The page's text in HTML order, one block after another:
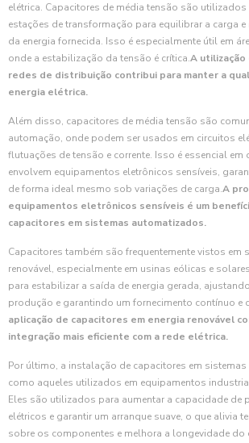
elétrica. Capacitores de média tensão são
estações de transformação para equilibrar a carga
da energia fornecida. Isso é especialmente útil em
onde a estabilização da tensão é crítica.A utilização
redes de distribuição contribui para manter a
energia elétrica.
Além disso, capacitores de média tensão são
automação, onde podem ser usados em circuitos
flutuações de tensão e corrente. Isso é essencial em
envolvem equipamentos eletrônicos sensíveis,
de forma ideal mesmo sob variações de carga.A
equipamentos eletrônicos sensíveis é um
capacitores em sistemas automatizados.
Capacitores também são frequentemente vistos em
renovável, especialmente em usinas eólicas e
para estabilizar a saída de energia gerada,
produção e garantindo um fornecimento contínuo e
aplicação de capacitores em energia renovável
integração mais eficiente com a rede elétrica.
Por último, a instalação de capacitores em sistemas
como aqueles utilizados em equipamentos
Eles são utilizados para aumentar a capacidade de
elétricos e garantir um arranque suave, o que alivia
sobre os componentes e melhora a longevidade do